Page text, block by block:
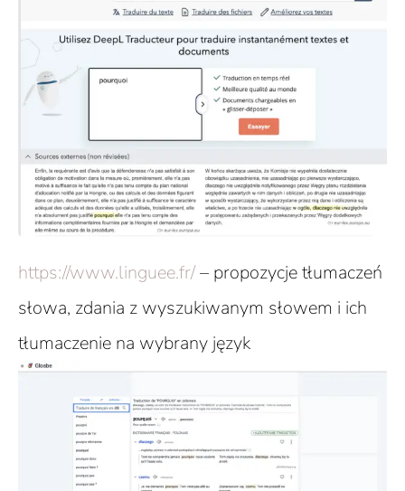
https://www.linguee.fr/– propozycje tłumaczeń
słowa, zdania z wyszukiwanym słowem i ich
tłumaczenie na wybrany język